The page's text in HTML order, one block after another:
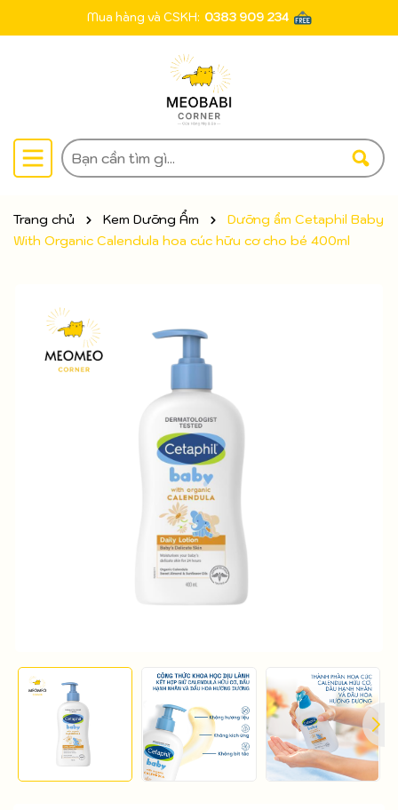
Mua hàng và CSKH: 0383 909 234
Trang chủ Kem Dưỡng Ẩm
Dưỡng ẩm Cetaphil Baby
With Organic Calendula hoa cúc hữu cơ cho bé 400ml